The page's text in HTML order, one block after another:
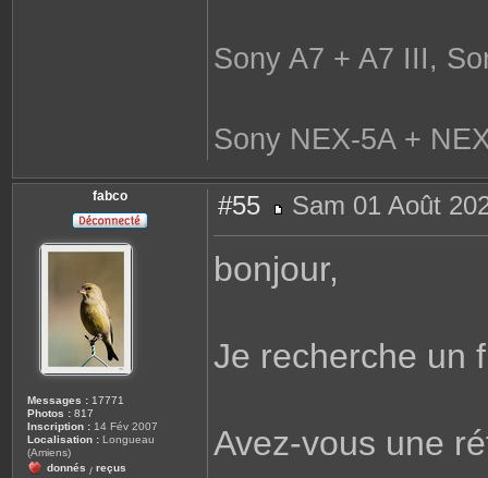
Sony A7 + A7 III,
Sony NEX-5A +
fabco
Messages : 17771
Photos : 817
Inscription : 14 Fév 2007
Localisation : Longueau
(Amiens)
donnés / reçus
#55
e
a
Sam 01 Août
bonjour,
Je recherche un
Avez-vous une